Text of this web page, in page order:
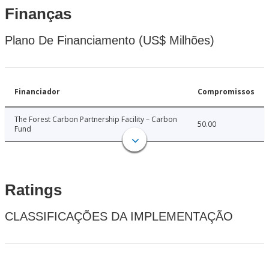
Finanças
Plano De Financiamento (US$ Milhões)
Financiador Compromissos
The Forest Carbon Partnership Facility – Carbon
Fund
50.00
Ratings
CLASSIFICAÇÕES DA IMPLEMENTAÇÃO